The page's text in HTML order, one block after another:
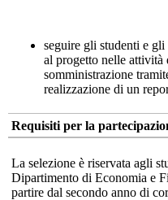
seguire gli studenti e
al progetto nelle
somministrazione
realizzazione di un
Requisiti per la
La selezione è riservata agli
Dipartimento di Economia e
partire dal secondo anno di